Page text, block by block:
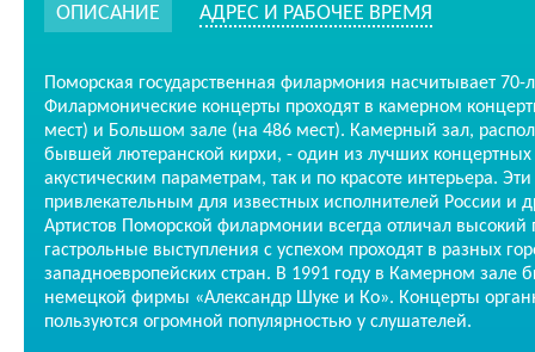
ОПИСАНИЕ АДРЕС И РАБОЧЕЕ ВРЕМЯ
Поморская государственная филармония насчитывает
Филармонические концерты проходят в камерном
мест) и Большом зале (на 486 мест). Камерный зал,
бывшей лютеранской кирхи, - один из лучших концертных
акустическим параметрам, так и по красоте интерьера.
привлекательным для известных исполнителей России и
Артистов Поморской филармонии всегда отличал
гастрольные выступления с успехом проходят в разных
западноевропейских стран. В 1991 году в Камерном зале
немецкой фирмы «Александр Шуке и Ко». Концерты
пользуются огромной популярностью у слушателей.